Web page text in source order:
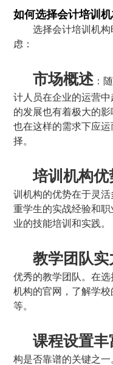
如何选择会计培训
选择会计培训机
虑：
市场概述 ：
计人员在企业的运营
的发展也有着极大的
也在这样的需求下应
择。
培训机构优
训机构的优势在于灵
重学生的实战经验和
业的技能培训和实践。
教学团队实
优秀的教学团队。在
机构的官网，了解学
等。
课程设置丰
构是否靠谱的关键之